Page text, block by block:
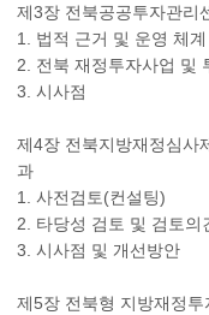
제3장 전북공공투자관리
1. 법적 근거 및 운영 체계
2. 전북 재정투자사업 및
3. 시사점
제4장 전북지방재정심사
과
1. 사전검토(컨설팅)
2. 타당성 검토 및 검토의
3. 시사점 및 개선방안
제5장 전북형 지방재정투